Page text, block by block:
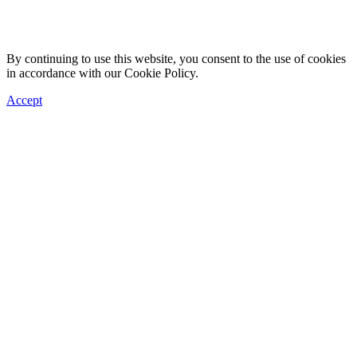
By continuing to use this website, you consent to the use of cookies
in accordance with our Cookie Policy.
Accept